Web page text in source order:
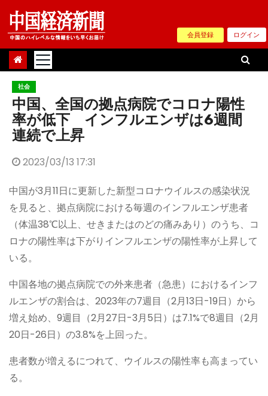
Skip
content
会員登録 ログイン
社会
中国、全国の拠点病院でコロナ陽性
率が低下 インフルエンザは6週間
連続で上昇
2023/03/13 17:31
中国が3月11日に更新した新型コロナウイルスの感染状況
を見ると、拠点病院における毎週のインフルエンザ患者
（体温38℃以上、せきまたはのどの痛みあり）のうち、コ
ロナの陽性率は下がりインフルエンザの陽性率が上昇して
いる。
中国各地の拠点病院での外来患者（急患）におけるインフ
ルエンザの割合は、2023年の7週目（2月13日-19日）から
増え始め、9週目（2月27日-3月5日）は7.1%で8週目（2月
20日-26日）の3.8%を上回った。
患者数が増えるにつれて、ウイルスの陽性率も高まってい
る。